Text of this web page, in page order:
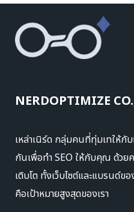
NERDOPTIMIZE
เหล่าเนิร์ด กลุ่มคนที่ทุ่มเทให้กับ
กันเพื่อทำ SEO ให้กับคุณ ด้วย
เติบโต ทั้งเว็บไซต์และแบรนด์ข
คือเป้าหมายสูงสุดของเรา